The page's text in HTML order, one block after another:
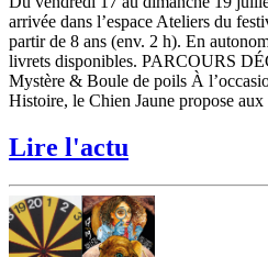
arrivée dans l’espace Ateliers du
partir de 8 ans (env. 2 h). En
livrets disponibles. PARCOURS
Mystère & Boule de poils À
Histoire, le Chien Jaune propose
Lire l'actu